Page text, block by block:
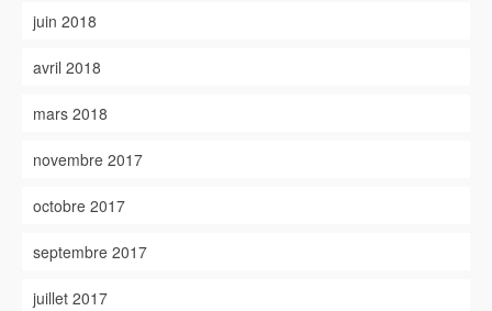
juin 2018
avril 2018
mars 2018
novembre 2017
octobre 2017
septembre 2017
juillet 2017